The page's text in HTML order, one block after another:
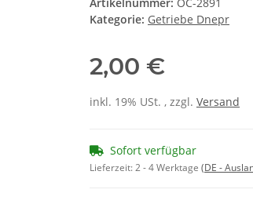
Kategorie: Getriebe Dnepr
2,00 €
inkl. 19% USt. , zzgl. Versand
Sofort verfügbar
Lieferzeit:2 - 4 Werktage (DE -